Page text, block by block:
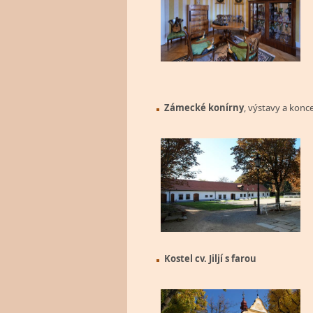
Zámecké konírny, výstavy a
Kostel cv. Jiljí s farou